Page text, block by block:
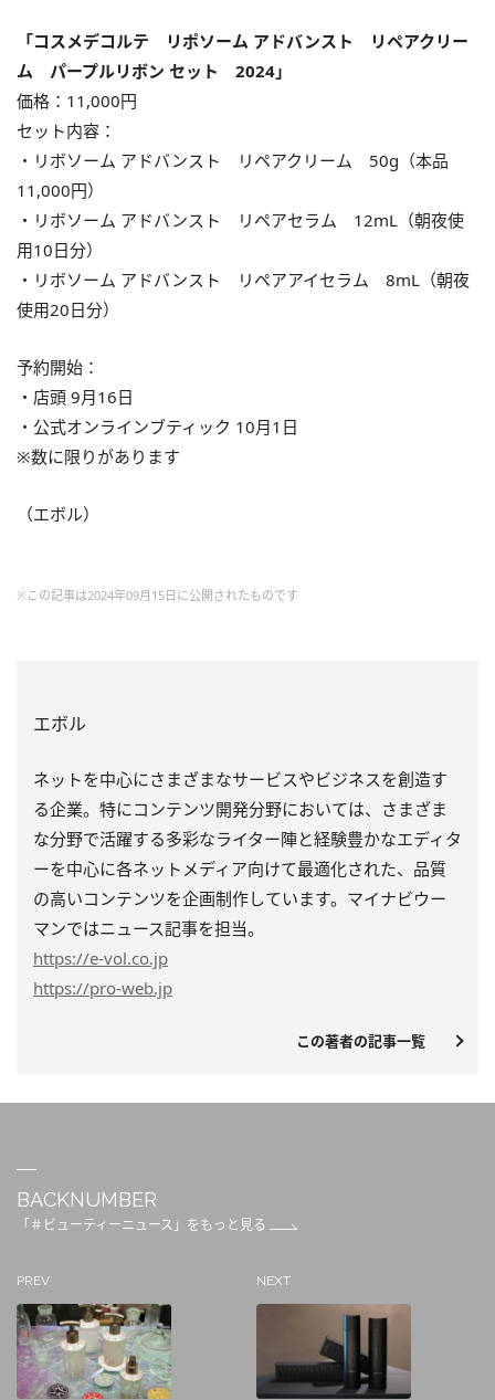
「コスメデコルテ リポソーム アドバンスト リペアクリー
ム パープルリボン セット 2024」
価格：11,000円
セット内容：
・リボソーム アドバンスト リペアクリーム 50g（本品
11,000円）
・リボソーム アドバンスト リペアセラム 12mL（朝夜使
用10日分）
・リボソーム アドバンスト リペアアイセラム 8mL（朝夜
使用20日分）
予約開始：
・店頭 9月16日
・公式オンラインブティック 10月1日
※数に限りがあります
（エボル）
※この記事は2024年09月15日に公開されたものです
エボル
ネットを中心にさまざまなサービスやビジネスを創造す
る企業。特にコンテンツ開発分野においては、さまざま
な分野で活躍する多彩なライター陣と経験豊かなエディタ
ーを中心に各ネットメディア向けて最適化された、品質
の高いコンテンツを企画制作しています。マイナビウー
マンではニュース記事を担当。
https://e-vol.co.jp
https://pro-web.jp
この著者の記事一覧
BACKNUMBER
「＃ビューティーニュース」をもっと見る
PREV NEXT